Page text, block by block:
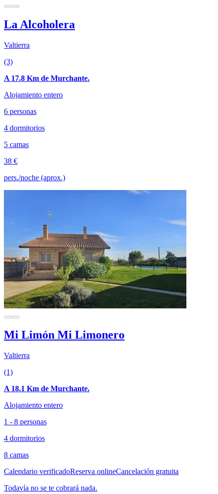
La Alcoholera
Valtierra
(3)
A 17.8 Km de Murchante.
Alojamiento entero
6 personas
4 dormitorios
5 camas
38 €
pers./noche (aprox.)
Mi Limón Mi Limonero
Valtierra
(1)
A 18.1 Km de Murchante.
Alojamiento entero
1 - 8 personas
4 dormitorios
8 camas
Calendario verificadoReserva onlineCancelación gratuita
Todavía no se te cobrará nada.